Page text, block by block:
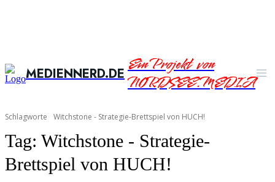
MEDIENNERD.DEEin Projekt von
NORDSEE.MEDIA
Schlagworte Witchstone - Strategie-Brettspiel von HUCH!
Tag: Witchstone - Strategie-
Brettspiel von HUCH!